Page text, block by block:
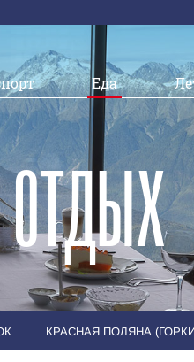
Еда
КРАСНАЯ ПОЛЯНА